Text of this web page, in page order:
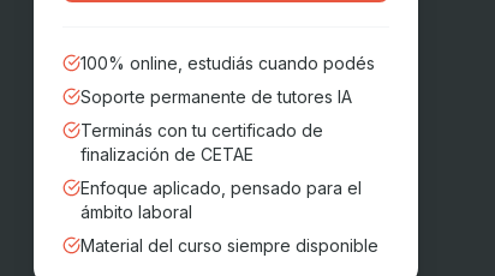
100% online, estudiás cuando podés
Soporte permanente de tutores IA
Terminás con tu certificado de
finalización de CETAE
Enfoque aplicado, pensado para el
ámbito laboral
Material del curso siempre disponible